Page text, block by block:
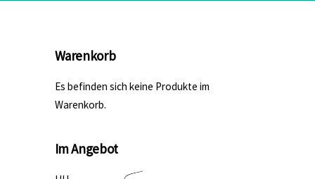
Warenkorb
Es befinden sich keine Produkte im
Warenkorb.
Im Angebot